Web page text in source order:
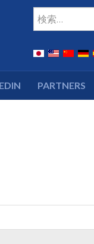
検索
PARTNERS